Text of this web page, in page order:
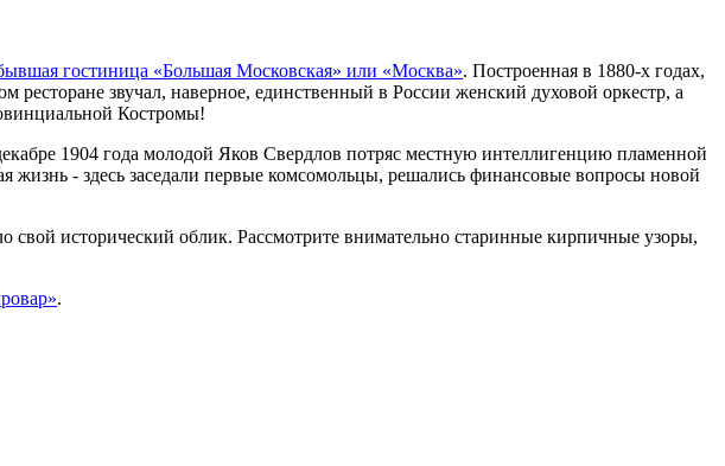
гостиница «Большая Московская» или «Москва». Построенная в 1880-х годах,
ресторане звучал, наверное, единственный в России женский духовой оркестр, а
Костромы!
1904 года молодой Яков Свердлов потряс местную интеллигенцию пламенной
- здесь заседали первые комсомольцы, решались финансовые вопросы новой
свой исторический облик. Рассмотрите внимательно старинные кирпичные узоры,
.